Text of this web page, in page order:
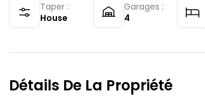
Taper :
House
Garages :
4
Détails De La Propriété